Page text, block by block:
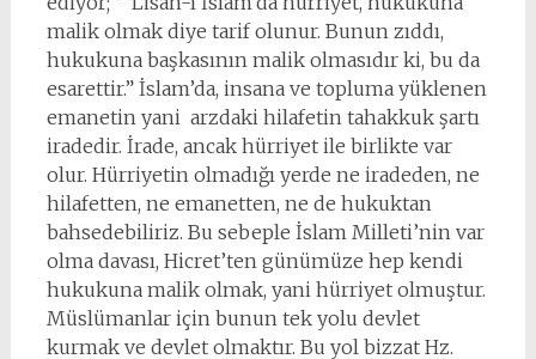
malik olmak diye tarif olunur. Bunun zıddı,
hukukuna başkasının malik olmasıdır ki, bu da
esarettir.” İslam’da, insana ve topluma yüklenen
emanetin yani arzdaki hilafetin tahakkuk şartı
iradedir. İrade, ancak hürriyet ile birlikte var
olur. Hürriyetin olmadığı yerde ne iradeden, ne
hilafetten, ne emanetten, ne de hukuktan
bahsedebiliriz. Bu sebeple İslam Milleti’nin var
olma davası, Hicret’ten günümüze hep kendi
hukukuna malik olmak, yani hürriyet olmuştur.
Müslümanlar için bunun tek yolu devlet
kurmak ve devlet olmaktır. Bu yol bizzat Hz.